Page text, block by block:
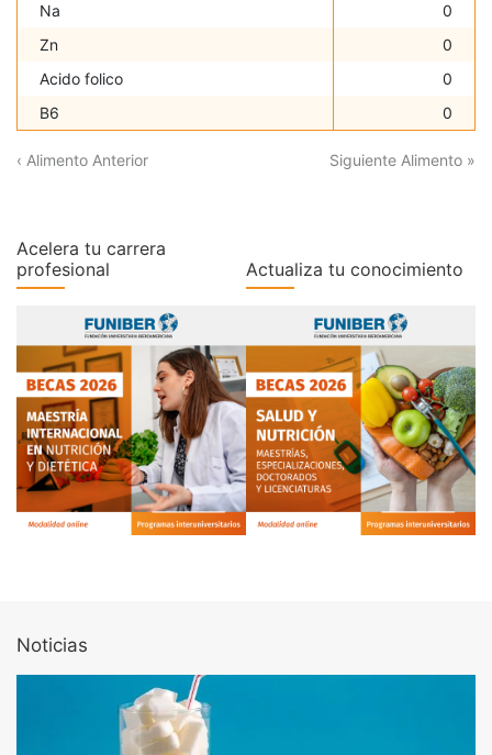
Na
0
Zn
0
Acido folico
0
B6
0
‹ Alimento Anterior Siguiente Alimento »
Acelera tu carrera
profesional
Actualiza tu conocimiento
Noticias